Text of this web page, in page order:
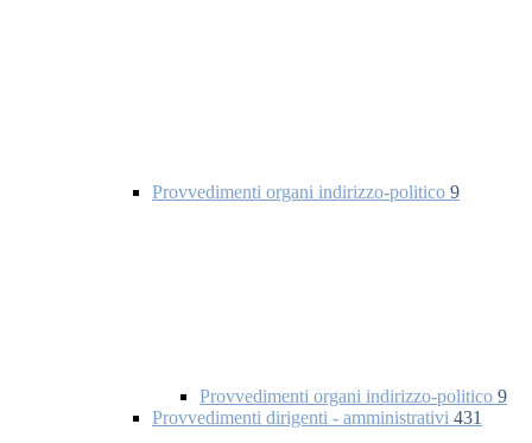
Provvedimenti organi indirizzo-politico 9
Provvedimenti organi indirizzo-politico 9
Provvedimenti dirigenti - amministrativi 431